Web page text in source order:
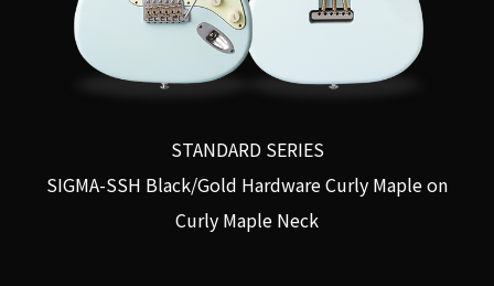
STANDARD SERIES
SIGMA-SSH Black/Gold Hardware Curly Maple on
Curly Maple Neck